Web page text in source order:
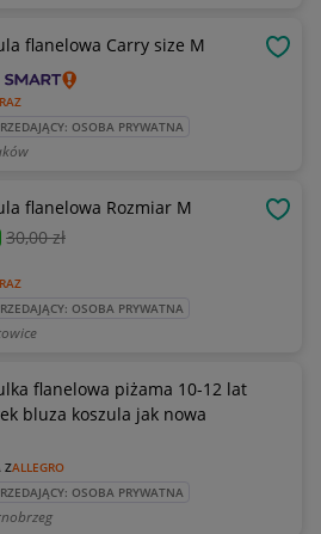
flanelowa Carry size M
OSOBA PRYWATNA
flanelowa Rozmiar M
30,00 zł
OSOBA PRYWATNA
flanelowa piżama 10-12 lat
bluza koszula jak nowa
ZALLEGRO
OSOBA PRYWATNA